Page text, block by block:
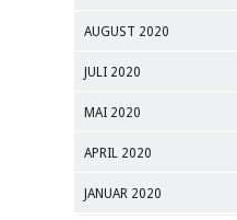
AUGUST 2020
JULI 2020
MAI 2020
APRIL 2020
JANUAR 2020